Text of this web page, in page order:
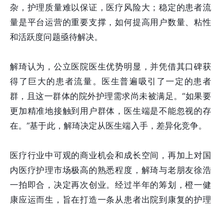
杂，护理质量难以保证，医疗风险大；稳定的患者流
量是平台运营的重要支撑，如何提高用户数量、粘性
和活跃度问题亟待解决。
解琦认为，公立医院医生优势明显，并凭借其口碑获
得了巨大的患者流量。医生普遍吸引了一定的患者
群，且这一群体的院外护理需求尚未被满足。“如果要
更加精准地接触到用户群体，医生端是不能忽视的存
在。”基于此，解琦决定从医生端入手，差异化竞争。
医疗行业中可观的商业机会和成长空间，再加上对国
内医疗护理市场极高的熟悉程度，解琦与老朋友徐浩
一拍即合，决定再次创业。经过半年的筹划，橙一健
康应运而生，旨在打造一条从患者出院到康复的护理